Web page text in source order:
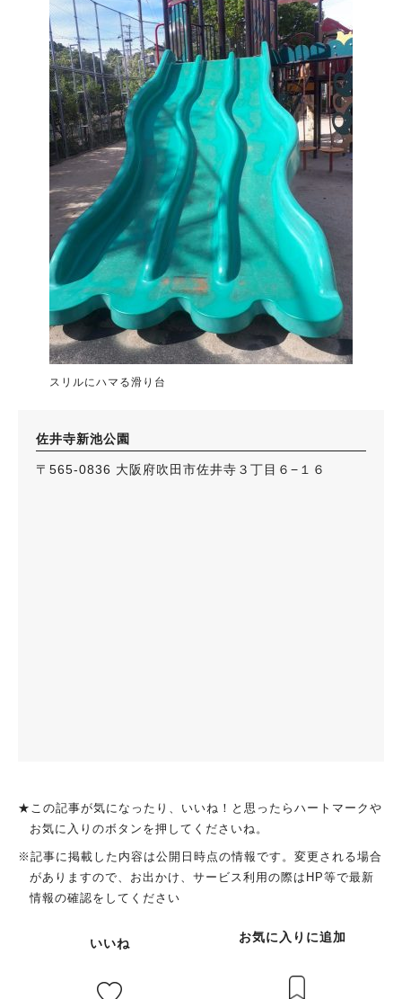
スリルにハマる滑り台
佐井寺新池公園
〒565-0836 大阪府吹田市佐井寺３丁目６−１６
★この記事が気になったり、いいね！と思ったらハートマークや
お気に入りのボタンを押してくださいね。
※記事に掲載した内容は公開日時点の情報です。変更される場合
がありますので、お出かけ、サービス利用の際はHP等で最新
情報の確認をしてください
いいね お気に入りに追加